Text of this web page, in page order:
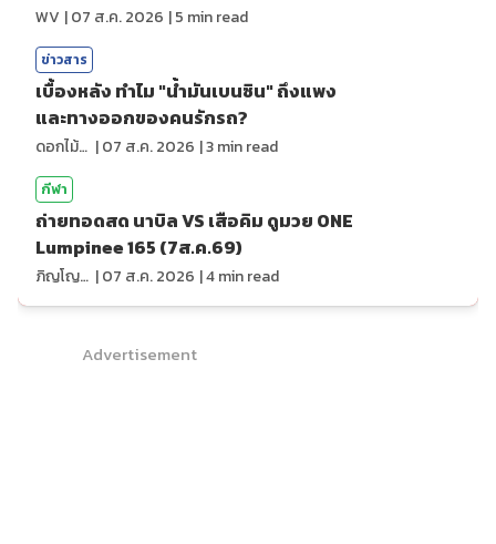
WV |07 ส.ค. 2026 |5 min read
ข่าวสาร
เบื้องหลัง ทำไม "น้ำมันเบนซิน" ถึงแพง
และทางออกของคนรักรถ?
ดอกไม้กับสายน้ำ |07 ส.ค. 2026 |3min read
กีฬา
ถ่ายทอดสด นาบิล VS เสือคิม ดูมวย ONE
Lumpinee 165 (7ส.ค.69)
ภิญโญ ส่องแสง |07 ส.ค. 2026 |4min read
Advertisement